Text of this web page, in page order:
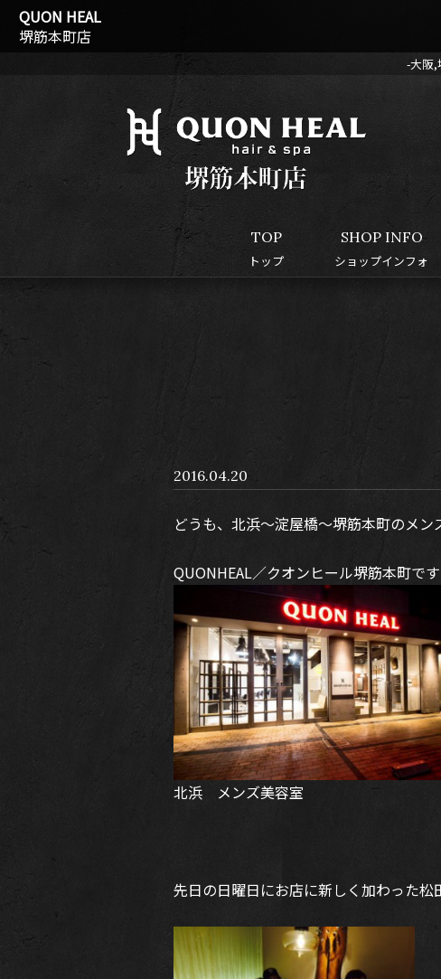
QUON HEAL
堺筋本町店
-大阪,
TOP
トップ
SHOP INFO
ショップインフォ
2016.04.20
どうも、北浜～淀屋橋～堺筋本町のメン
QUONHEAL／クオンヒール堺筋本町です
北浜 メンズ美容室
先日の日曜日にお店に新しく加わった松